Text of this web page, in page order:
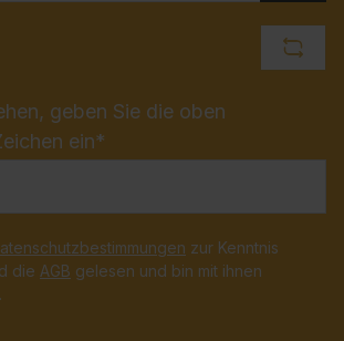
geben Sie die oben
ein*
zur Kenntnis
die AGB gelesen und bin mit ihnen